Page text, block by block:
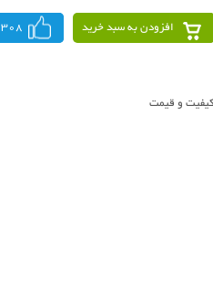
افزودن به سبد خرید 308 نفر
کیفیت و قیمت